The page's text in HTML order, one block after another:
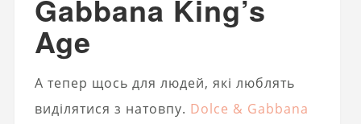
Gabbana King’s
Age
А тепер щось для людей, які люблять
виділятися з натовпу. Dolce & Gabbana